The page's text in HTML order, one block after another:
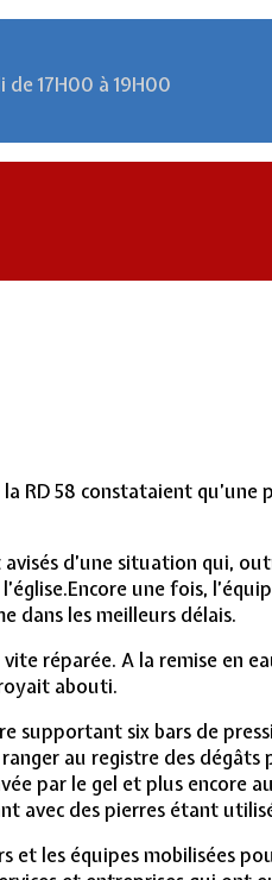
17H00 à 19H00
RD 58 constataient
d’une situation qui,
une fois,
dans les meilleurs délais.
réparée. A la remise en
abouti.
supportant six bars de
au registre des
par le gel et plus encore
avec des pierres étant
et les équipes mobilisées